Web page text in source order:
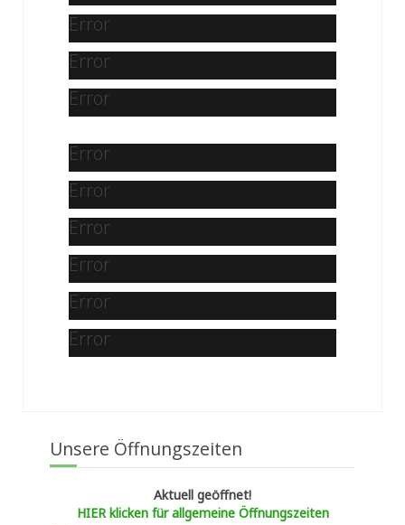
Error
Error
Error
Error
Error
Error
Error
Error
Error
Unsere Öffnungszeiten
Aktuell geöffnet!
HIER klicken für allgemeine Öffnungszeiten